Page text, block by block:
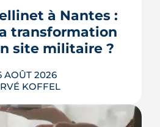
à hélium
réseau de chaleur
an grandeur nature.
L'ARTICLE
à Nantes :
transformation
site militaire ?
AOÛT 2026
KOFFEL